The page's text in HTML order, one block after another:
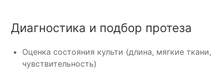
Диагностика и подбор протеза
Оценка состояния культи (длина, мягкие ткани,
чувствительность)